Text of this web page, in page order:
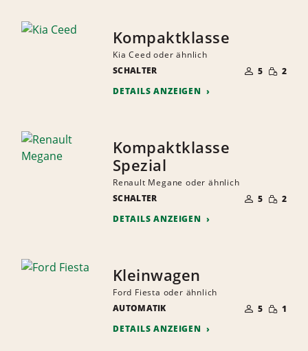
Kompaktklasse
Kia Ceed oder ähnlich
SCHALTER
DER
MITFAHRER
5 GERINGE
MENGE
2
DETAILS ANZEIGEN
Kompaktklasse
Spezial
Renault Megane oder ähnlich
SCHALTER
DER
MITFAHRER
5 GERINGE
MENGE
2
DETAILS ANZEIGEN
Kleinwagen
Ford Fiesta oder ähnlich
AUTOMATIK
DER
MITFAHRER
5 GERINGE
MENGE
1
DETAILS ANZEIGEN